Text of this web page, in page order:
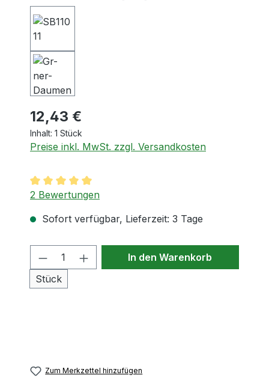
12,43 €
Inhalt: 1 Stück
Preise inkl. MwSt. zzgl. Versandkosten
Durchschnittliche Bewertung von 5 von 5 Sternen
2 Bewertungen
Sofort verfügbar, Lieferzeit: 3 Tage
Produkt Anzahl: Gib den
Stück
In den Warenkorb
Zum Merkzettel hinzufügen